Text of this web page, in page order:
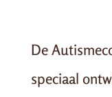
De
speciaal